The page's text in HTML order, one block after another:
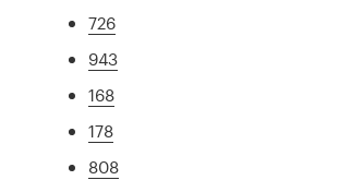
726
943
168
178
808